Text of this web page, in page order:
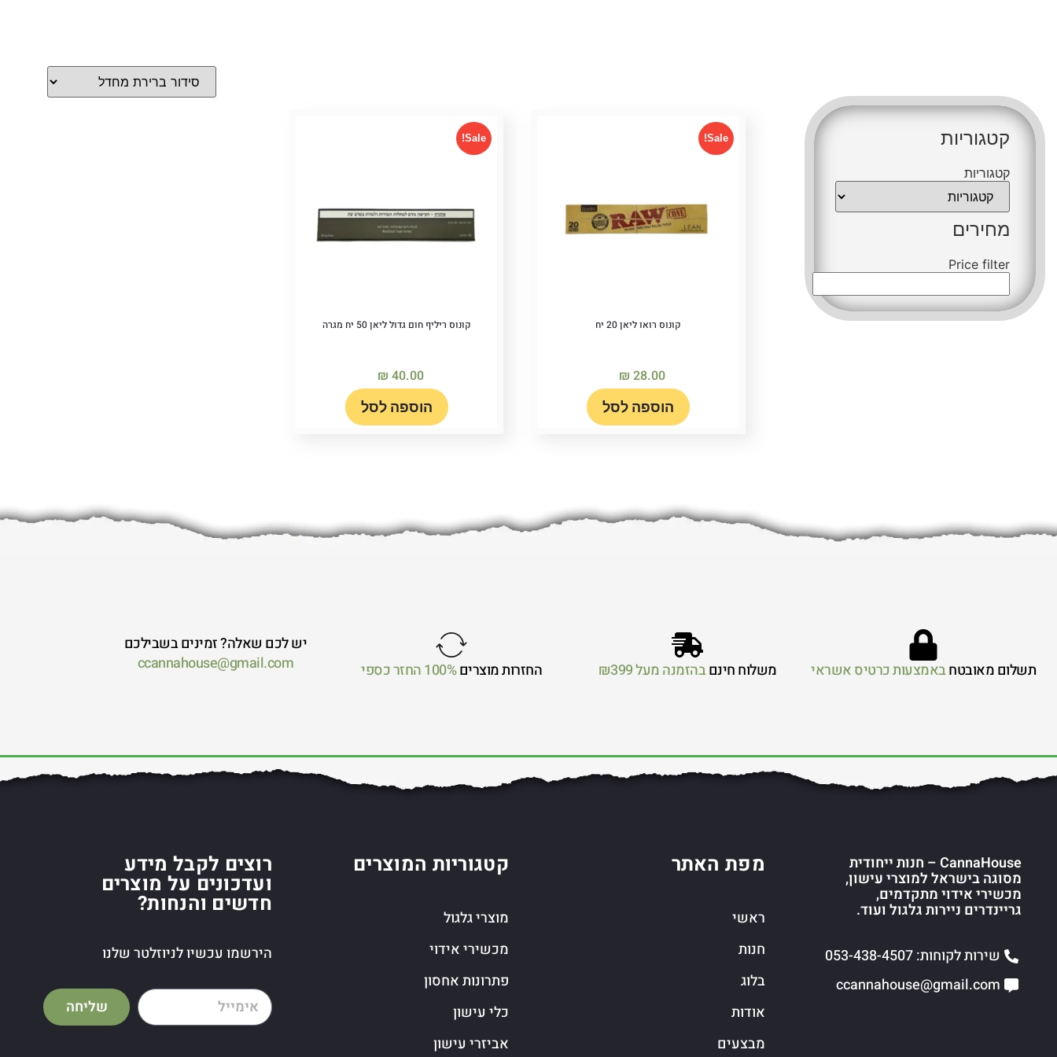
קטגוריות
קטגוריות
מחירים
Price filter
Price filter
Sale!
קונוס רואו ליאן 20 יח
₪ 28.00
הוספה לסל
Sale!
קונוס ריליף חום גדול ליאן 50 יח מגרה
₪ 40.00
הוספה לסל
תשלום מאובטחבאמצעות כרטיס אשראי משלוח חינםבהזמנה מעל ₪399 החזרות מוצרים100% החזר כספי
יש לכם שאלה? זמינים בשבילכם
ccannahouse@gmail.com
CannaHouse – חנות ייחודית
מסוגה בישראל למוצרי עישון,
מכשירי אידוי מתקדמים,
גריינדרים ניירות גלגול ועוד.
שירות לקוחות: 053-438-4507
ccannahouse@gmail.com
מפת האתר
ראשי
חנות
בלוג
אודות
מבצעים
קטגוריות המוצרים
מוצרי גלגול
מכשירי אידוי
פתרונות אחסון
כלי עישון
אביזרי עישון
רוצים לקבל מידע
ועדכונים על מוצרים
חדשים והנחות?
הירשמו עכשיו לניוזלטר שלנו
שליחה